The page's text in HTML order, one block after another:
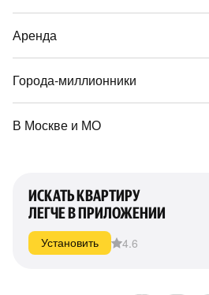
Аренда
Города-миллионники
В Москве и МО
ИСКАТЬ КВАРТИРУ
ЛЕГЧЕ В ПРИЛОЖЕНИИ
Установить 4.6